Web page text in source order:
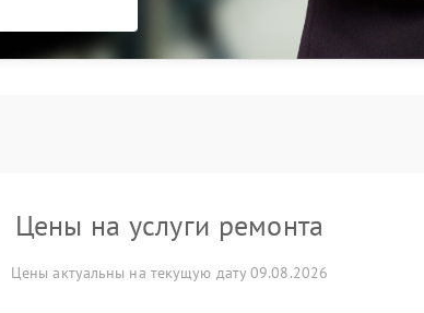
Цены на услуги ремонта
Цены актуальны на текущую дату 09.08.2026